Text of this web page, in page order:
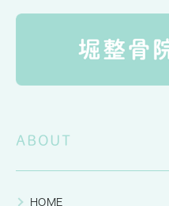
ABOUT
HOME